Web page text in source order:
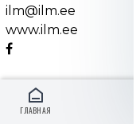
ГЛАВНАЯ
ilm@ilm.ee
www.ilm.ee